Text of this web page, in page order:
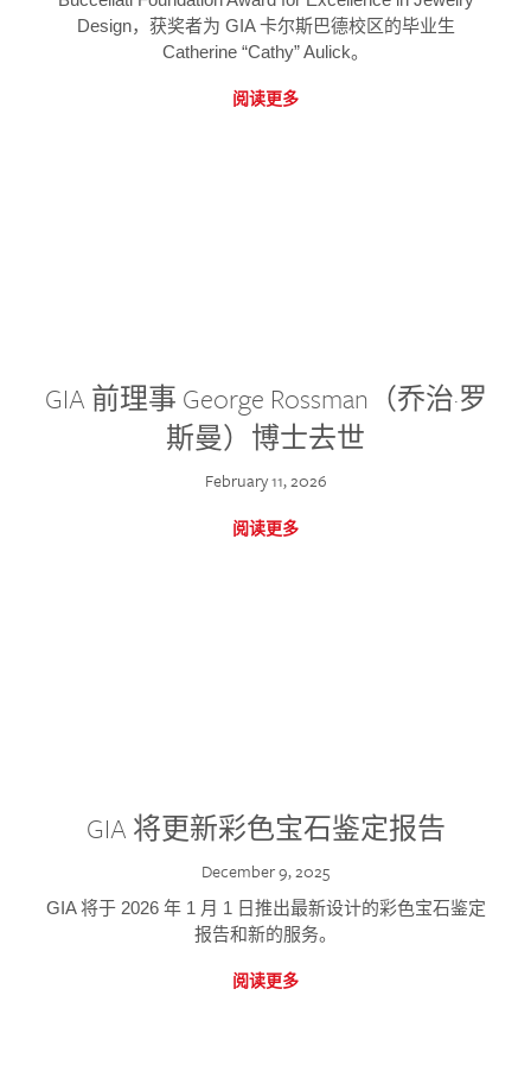
Design，获奖者为 GIA 卡尔斯巴德校区的毕业生
Catherine “Cathy” Aulick。
阅读更多
GIA 前理事 George Rossman（乔治·罗
斯曼）博士去世
February 11, 2026
阅读更多
GIA 将更新彩色宝石鉴定报告
December 9, 2025
GIA 将于 2026 年 1 月 1 日推出最新设计的彩色宝石鉴定
报告和新的服务。
阅读更多